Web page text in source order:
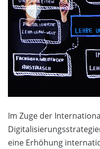
Im Zuge der
eine Erhöhung